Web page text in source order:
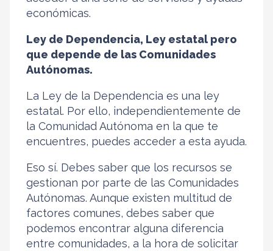
económicas.
Ley de Dependencia, Ley estatal pero
que depende de las Comunidades
Autónomas.
La Ley de la Dependencia es una ley
estatal. Por ello, independientemente de
la Comunidad Autónoma en la que te
encuentres, puedes acceder a esta ayuda.
Eso sí. Debes saber que los recursos se
gestionan por parte de las Comunidades
Autónomas. Aunque existen multitud de
factores comunes, debes saber que
podemos encontrar alguna diferencia
entre comunidades, a la hora de solicitar